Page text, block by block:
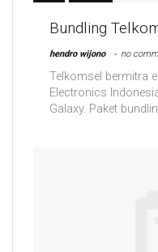
Bundling
hendro wijono no
Telkomsel bermitra
Electronics
Galaxy. Paket